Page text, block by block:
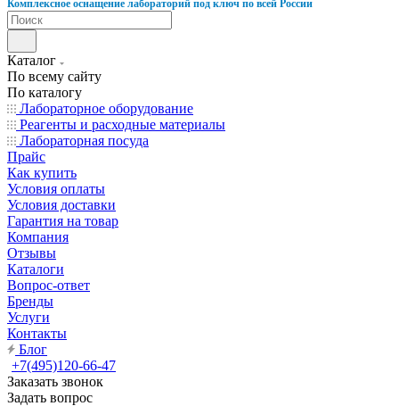
Комплексное оснащение лабораторий под ключ по всей России
Каталог
По всему сайту
По каталогу
Лабораторное оборудование
Реагенты и расходные материалы
Лабораторная посуда
Прайс
Как купить
Условия оплаты
Условия доставки
Гарантия на товар
Компания
Отзывы
Каталоги
Вопрос-ответ
Бренды
Услуги
Контакты
Блог
+7(495)120-66-47
Заказать звонок
Задать вопрос